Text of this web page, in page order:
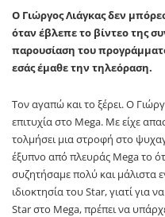
Ο Γιώργος Λιάγκας δεν
όταν έβλεπε το βίντεο της
παρουσίαση του
εσάς έμαθε την τηλεόραση.
Τον αγαπώ και το ξέρει. Ο
επιτυχία στο Mega. Με είχε
τολμήσει μια στροφή στο
έξυπνο από πλευράς Μega το
συζητήσαμε πολύ και μάλιστα
ιδιοκτησία του Star, γιατί για
Star στο Mega, πρέπει να